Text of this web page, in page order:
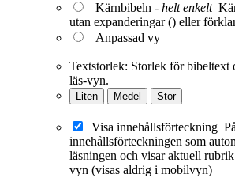
Kärnbibeln - helt enkelt
utan expanderingar () eller
Anpassad vy
Textstorlek: Storlek för bibeltext
läs-vyn.
Liten Medel Stor
Visa innehållsförteckning
innehållsförteckningen som
läsningen och visar aktuell
vyn (visas aldrig i mobilvyn)